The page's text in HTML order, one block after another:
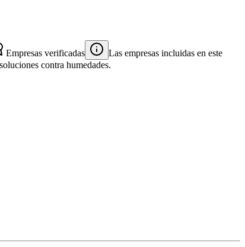
Empresas verificadas
Las empresas incluidas en este
contra humedades.